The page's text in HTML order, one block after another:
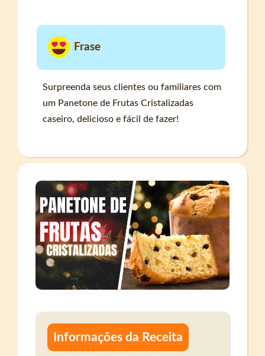
Frase
Surpreenda seus clientes ou familiares com
um Panetone de Frutas Cristalizadas
caseiro, delicioso e fácil de fazer!
Informações da Receita